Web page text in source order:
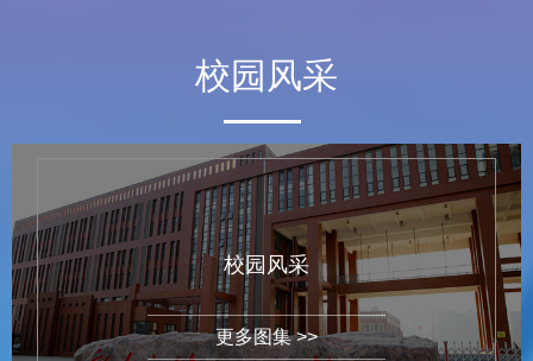
校园风采
校园风采
更多图集 >>